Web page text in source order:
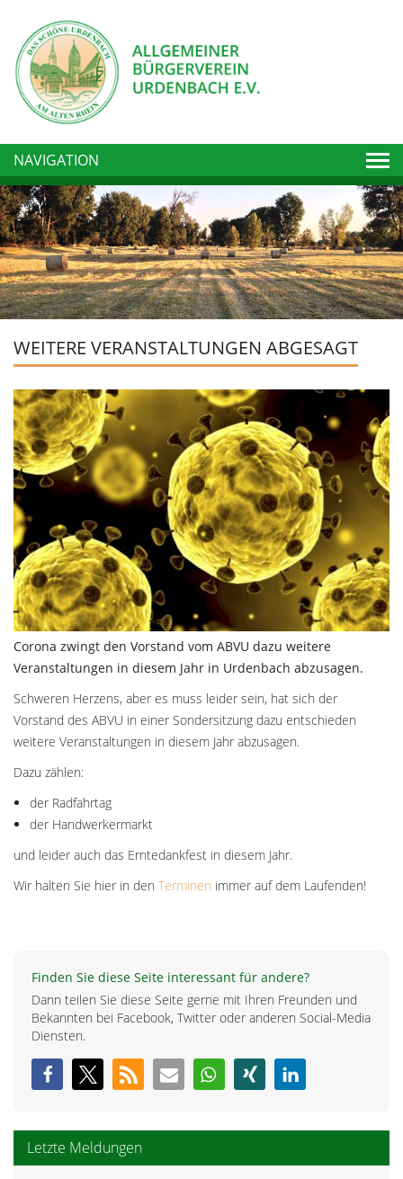
NAVIGATION
WEITERE VERANSTALTUNGEN ABGESAGT
Corona zwingt den Vorstand vom ABVU dazu weitere
Veranstaltungen in diesem Jahr in Urdenbach abzusagen.
Schweren Herzens, aber es muss leider sein, hat sich der
Vorstand des ABVU in einer Sondersitzung dazu entschieden
weitere Veranstaltungen in diesem Jahr abzusagen.
Dazu zählen:
der Radfahrtag
der Handwerkermarkt
und leider auch das Erntedankfest in diesem Jahr.
Wir halten Sie hier in den Terminen immer auf dem Laufenden!
Finden Sie diese Seite interessant für andere?
Dann teilen Sie diese Seite gerne mit Ihren Freunden und
Bekannten bei Facebook, Twitter oder anderen Social-Media
Diensten.
Letzte Meldungen